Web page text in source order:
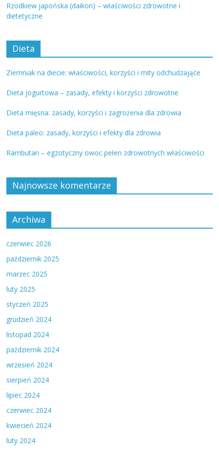
Rzodkiew japońska (daikon) – właściwości zdrowotne i
dietetyczne
Dieta
Ziemniak na diecie: właściwości, korzyści i mity odchudzające
Dieta jogurtowa – zasady, efekty i korzyści zdrowotne
Dieta mięsna: zasady, korzyści i zagrożenia dla zdrowia
Dieta paleo: zasady, korzyści i efekty dla zdrowia
Rambutan – egzotyczny owoc pełen zdrowotnych właściwości
Najnowsze komentarze
Archiwa
czerwiec 2026
październik 2025
marzec 2025
luty 2025
styczeń 2025
grudzień 2024
listopad 2024
październik 2024
wrzesień 2024
sierpień 2024
lipiec 2024
czerwiec 2024
kwiecień 2024
luty 2024